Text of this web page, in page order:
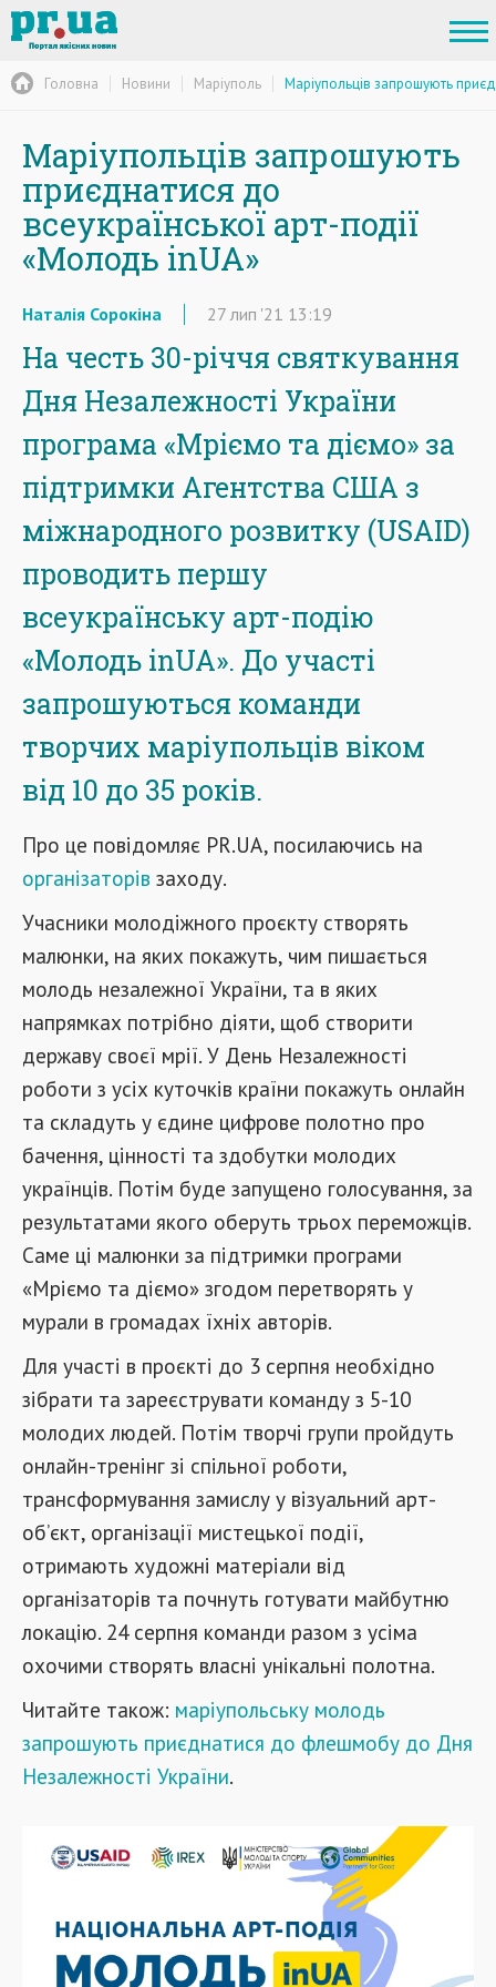
Головна Новини Маріуполь Маріупольців запрошують
Маріупольців запрошують
приєднатися до
всеукраїнської арт-події
«Молодь inUA»
Наталія Сорокіна 27 лип '21 13:19
На честь 30-річчя святкування
Дня Незалежності України
програма «Мріємо та діємо» за
підтримки Агентства США з
міжнародного розвитку (USAID)
проводить першу
всеукраїнську арт-подію
«Молодь inUA». До участі
запрошуються команди
творчих маріупольців віком
від 10 до 35 років.
Про це повідомляє PR.UA, посилаючись на
організаторів заходу.
Учасники молодіжного проєкту створять
малюнки, на яких покажуть, чим пишається
молодь незалежної України, та в яких
напрямках потрібно діяти, щоб створити
державу своєї мрії. У День Незалежності
роботи з усіх куточків країни покажуть онлайн
та складуть у єдине цифрове полотно про
бачення, цінності та здобутки молодих
українців. Потім буде запущено голосування, за
результатами якого оберуть трьох переможців.
Саме ці малюнки за підтримки програми
«Мріємо та діємо» згодом перетворять у
мурали в громадах їхніх авторів.
Для участі в проєкті до 3 серпня необхідно
зібрати та зареєструвати команду з 5-10
молодих людей. Потім творчі групи пройдуть
онлайн-тренінг зі спільної роботи,
трансформування замислу у візуальний арт-
об’єкт, організації мистецької події,
отримають художні матеріали від
організаторів та почнуть готувати майбутню
локацію. 24 серпня команди разом з усіма
охочими створять власні унікальні полотна.
Читайте також: маріупольську молодь
запрошують приєднатися до флешмобу до Дня
Незалежності України.